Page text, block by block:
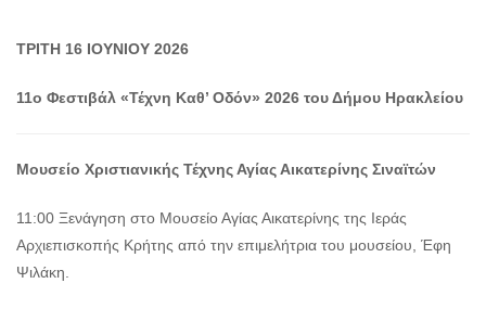
ΤΡΙΤΗ 16 ΙΟΥΝΙΟΥ 2026
11ο Φεστιβάλ «Τέχνη Καθ’ Οδόν» 2026 του Δήμου Ηρακλείου
Μουσείο Χριστιανικής Τέχνης Αγίας Αικατερίνης Σιναϊτών
11:00 Ξενάγηση στο Μουσείο Αγίας Αικατερίνης της Ιεράς
Αρχιεπισκοπής Κρήτης από την επιμελήτρια του μουσείου, Έφη
Ψιλάκη.